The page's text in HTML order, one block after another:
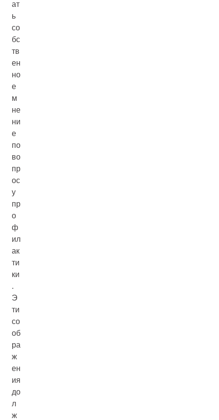
ат
ь
со
бс
тв
ен
но
е
м
не
ни
е
по
во
пр
ос
у
пр
о
ф
ил
ак
ти
ки
.
Э
ти
со
об
ра
ж
ен
ия
до
л
ж